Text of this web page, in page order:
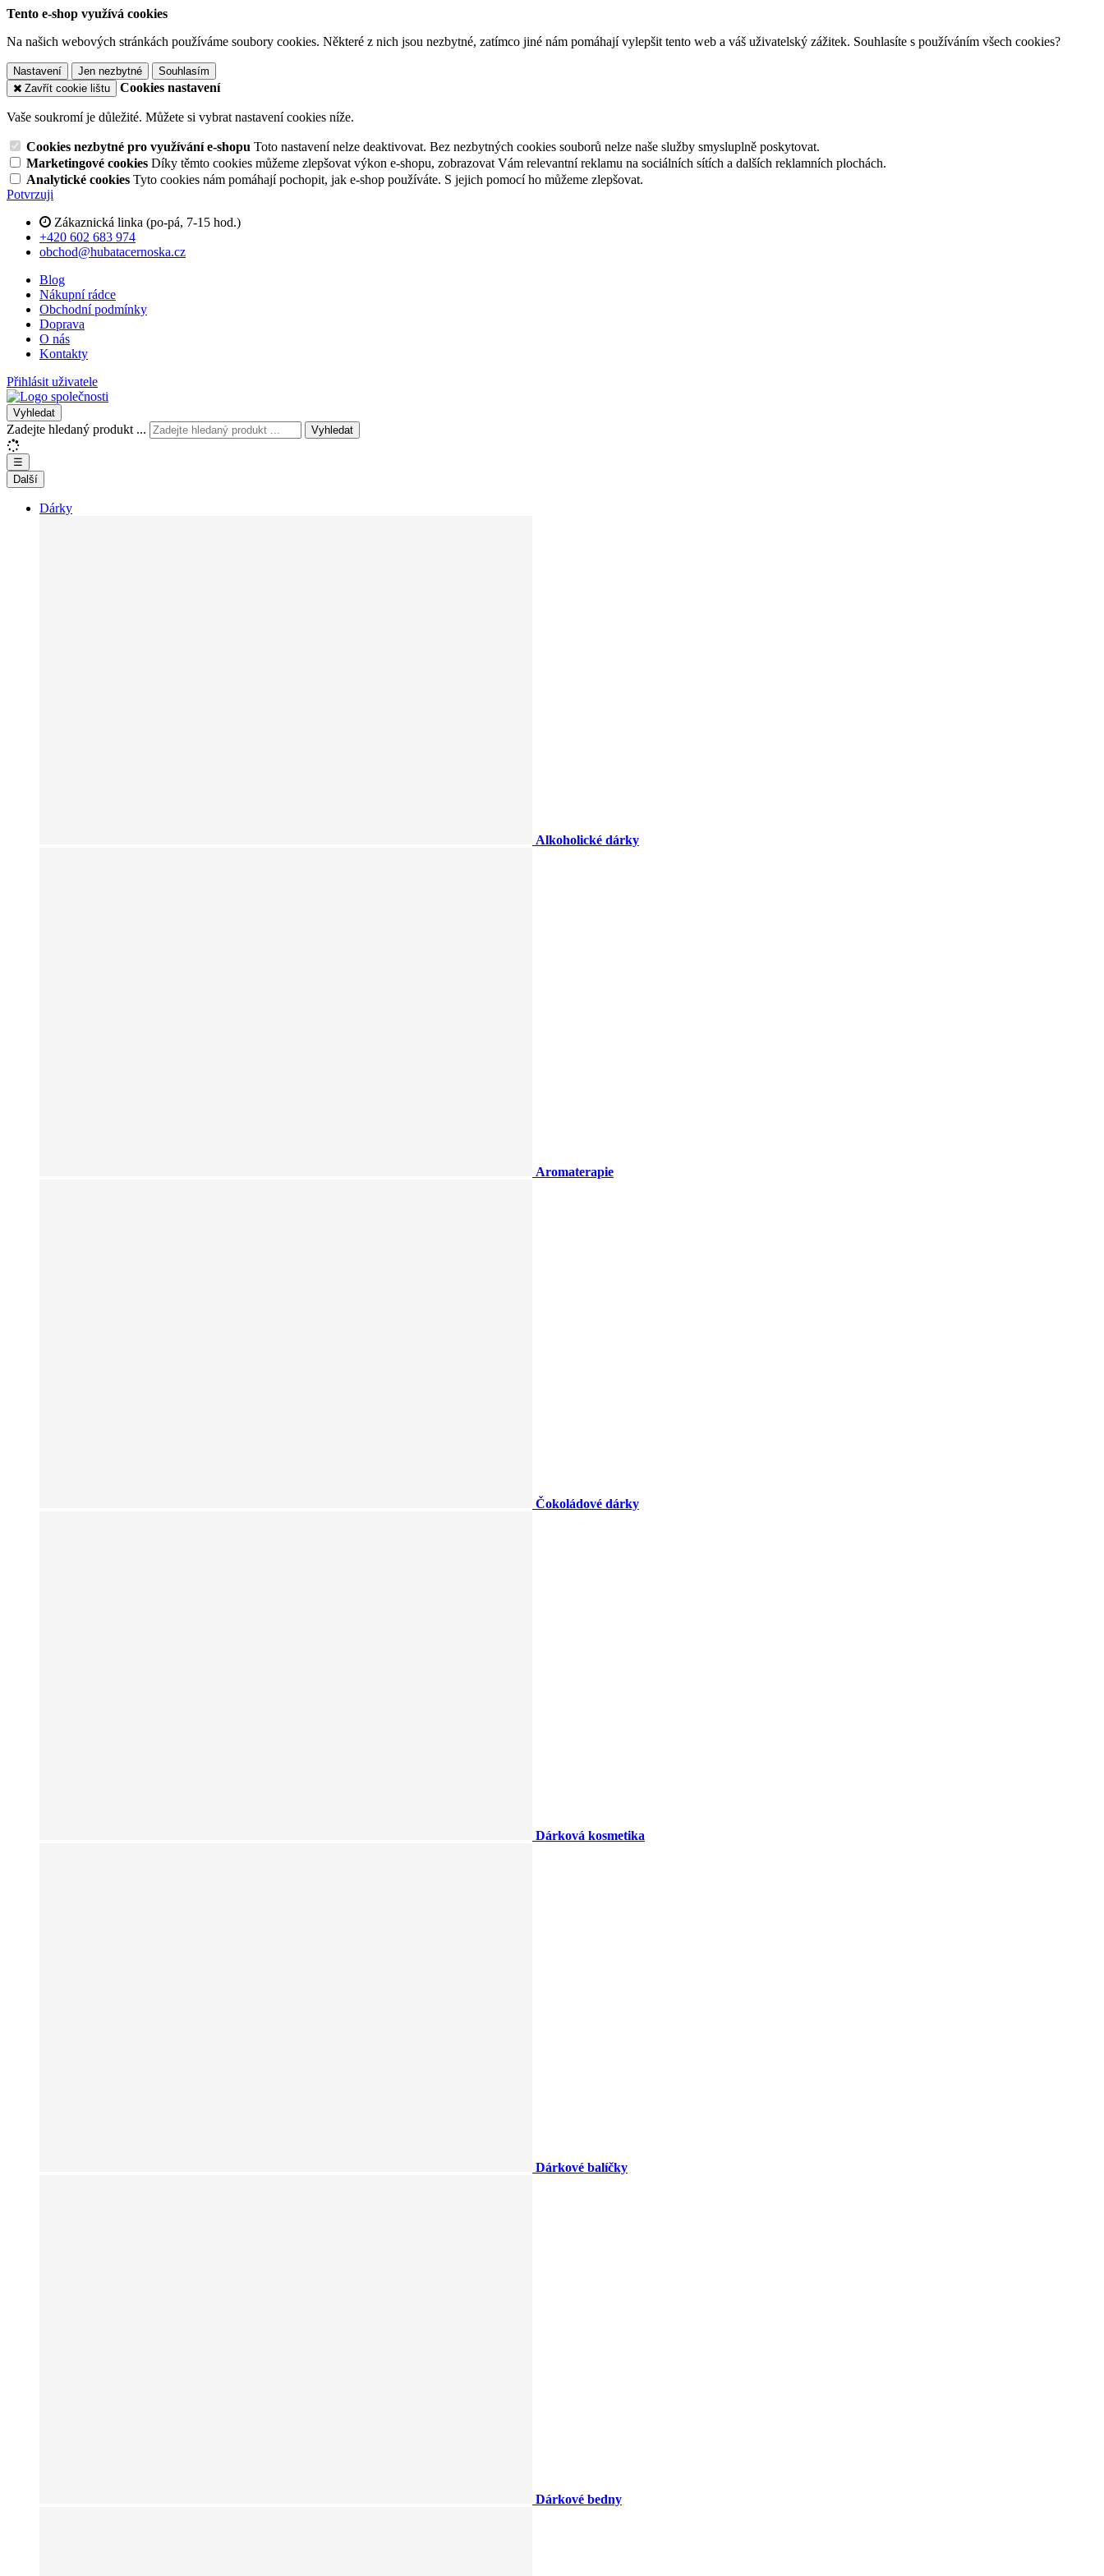
Tento e-shop využívá cookies
Na našich webových stránkách používáme soubory cookies. Některé z nich jsou nezbytné, zatímco jiné nám pomáhají vylepšit tento web a váš uživatelský zážitek. Souhlasíte s používáním všech cookies?
Nastavení Jen nezbytné
Souhlasím
Zavřít cookie lištu
Cookies nastavení
Vaše soukromí je důležité. Můžete si vybrat nastavení cookies níže.
Cookies nezbytné pro využívání e-shopu Toto nastavení nelze deaktivovat. Bez nezbytných cookies souborů nelze naše služby smysluplně poskytovat.
Marketingové cookies Díky těmto cookies můžeme zlepšovat výkon e-shopu, zobrazovat Vám relevantní reklamu na sociálních sítích a dalších reklamních plochách.
Analytické cookies Tyto cookies nám pomáhají pochopit, jak e-shop používáte. S jejich pomocí ho můžeme zlepšovat.
Potvrzuji
Zákaznická linka (po-pá, 7-15 hod.)
+420 602 683 974
obchod@hubatacernoska.cz
Blog
Nákupní rádce
Obchodní podmínky
Doprava
O nás
Kontakty
Přihlásit uživatele
Vyhledat
Zadejte hledaný produkt ... Vyhledat
☰
Další
Dárky
Alkoholické dárky
Aromaterapie
Čokoládové dárky
Dárková kosmetika
Dárkové balíčky
Dárkové bedny